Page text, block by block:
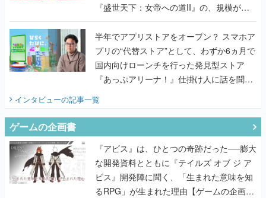
『盛世天下：女帝への道II』の、規模が違
うこだわりをプロデューサーに聞いた
半年でアプリストアをオープン？ スマホア
プリの“代替ストア”として、わずか6ヵ月で
国内向けローンチを行った発見型ストア
『あっぷアリーナ！』仕掛け人に話を聞い
てみた
インタビューの記事一覧
ゲームの企画書
『アビス』は、ひとつの奇跡だった──膨大
な開発資料とともに『テイルズ オブ ジ ア
ビス』開発陣に聞く、「生まれた意味を知
るRPG」が生まれた理由【ゲームの企画